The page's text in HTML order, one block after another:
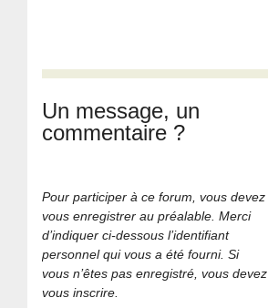
Un message, un
commentaire ?
Pour participer à ce forum, vous devez
vous enregistrer au préalable. Merci
d’indiquer ci-dessous l’identifiant
personnel qui vous a été fourni. Si
vous n’êtes pas enregistré, vous devez
vous inscrire.